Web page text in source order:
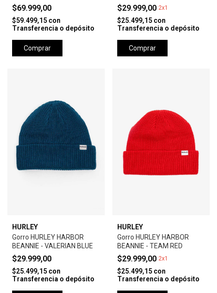
$69.999,00
$59.499,15 con
Transferencia o depósito
Comprar
$29.999,00 2x1
$25.499,15 con
Transferencia o depósito
Comprar
HURLEY
Gorro HURLEY HARBOR
BEANNIE - VALERIAN BLUE
$29.999,00
$25.499,15 con
Transferencia o depósito
HURLEY
Gorro HURLEY HARBOR
BEANNIE - TEAM RED
$29.999,00 2x1
$25.499,15 con
Transferencia o depósito